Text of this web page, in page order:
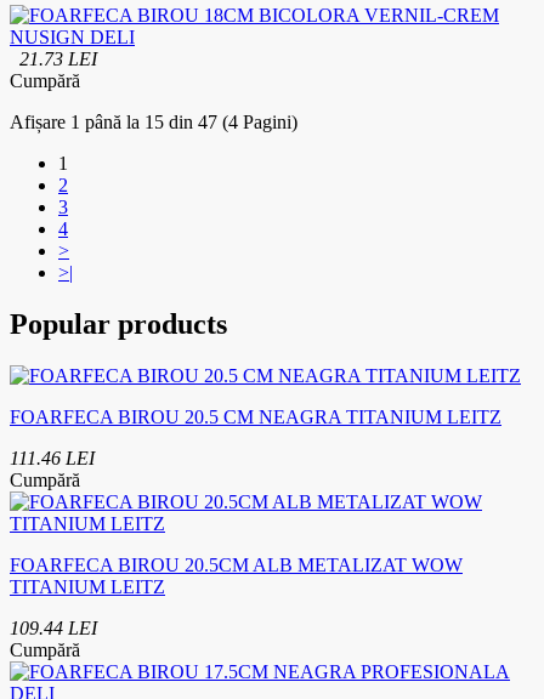
21.73 LEI
Cumpără
Afișare 1 până la 15 din 47 (4 Pagini)
1
2
3
4
>
>|
Popular products
FOARFECA BIROU 20.5 CM NEAGRA TITANIUM LEITZ
111.46 LEI
Cumpără
FOARFECA BIROU 20.5CM ALB METALIZAT WOW
TITANIUM LEITZ
109.44 LEI
Cumpără